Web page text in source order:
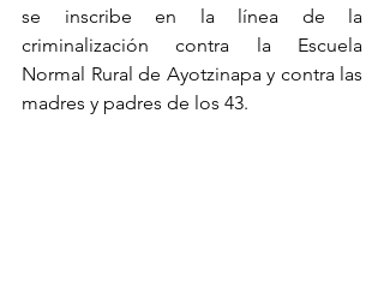
se inscribe en la línea de la
criminalización contra la Escuela
Normal Rural de Ayotzinapa y contra las
madres y padres de los 43.